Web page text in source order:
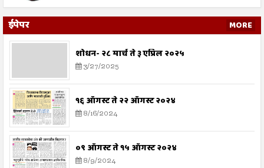
ईपेपर MORE
शोधन- २८ मार्च ते ३ एप्रिल २०२५
3/27/2025
१६ ऑगस्ट ते २२ ऑगस्ट २०२४
8/16/2024
०९ ऑगस्ट ते १५ ऑगस्ट २०२४
8/9/2024